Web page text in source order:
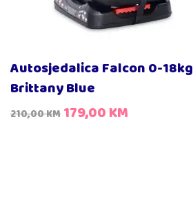
Autosjedalica Falcon 0-18kg
Brittany Blue
210,00KM 179,00KM